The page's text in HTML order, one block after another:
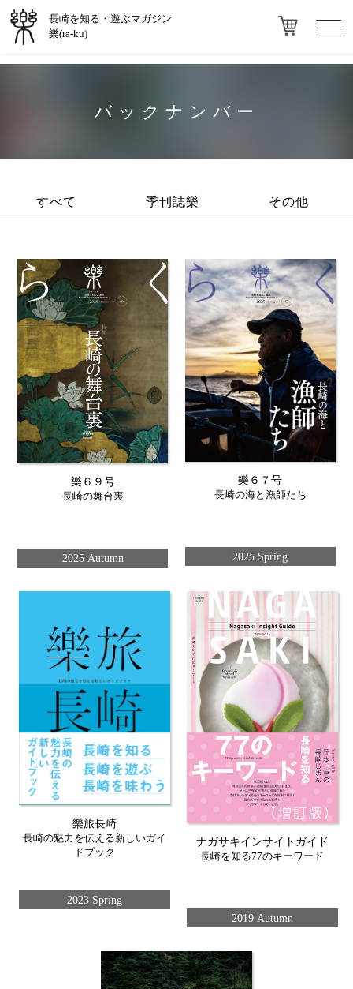
長崎を知る・遊ぶマガジン
樂(ra-ku)
バックナンバー
すべて 季刊誌樂 その他
樂６９号
長崎の舞台裏
2025 Autumn
樂６７号
長崎の海と漁師たち
2025 Spring
樂旅長崎
長崎の魅力を伝える新しいガイ
ドブック
2023 Spring
ナガサキインサイトガイド
長崎を知る77のキーワード
2019 Autumn